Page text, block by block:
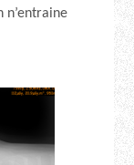
n’entraine